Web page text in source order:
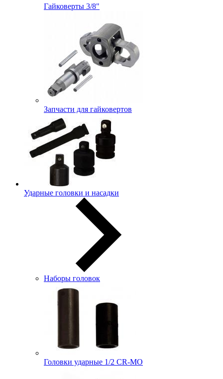
Гайковерты 3/8"
Запчасти для гайковертов
Ударные головки и насадки
Наборы головок
Головки ударные 1/2 CR-MO